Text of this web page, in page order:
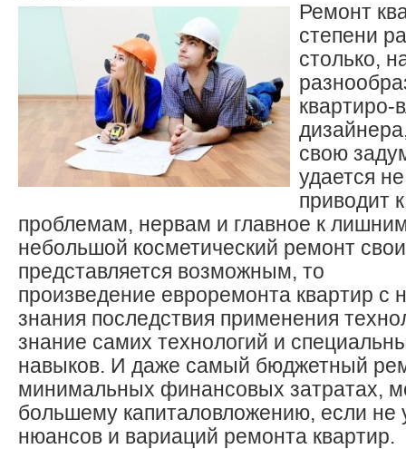
Ремонт
степени
столько,
квартиро-
свою
удается
приводит
проблемам, нервам и главное к
небольшой косметический ремонт
представляется возможным, то
произведение евроремонта квартир с
знания последствия применения
знание самих технологий и
навыков. И даже самый бюджетный
минимальных финансовых затратах,
большему капиталовложению, если не
нюансов и вариаций ремонта квартир.